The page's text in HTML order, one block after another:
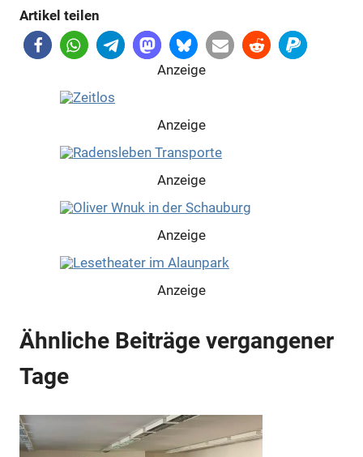
Artikel teilen
Anzeige
Anzeige
Anzeige
Anzeige
Anzeige
Ähnliche Beiträge vergangener
Tage